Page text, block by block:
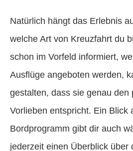
Natürlich hängt das Erlebnis
welche Art von Kreuzfahrt du
schon im Vorfeld informiert,
Ausflüge angeboten werden,
gestalten, dass sie genau den
Vorlieben entspricht. Ein Blick
Bordprogramm gibt dir auch
jederzeit einen Überblick über